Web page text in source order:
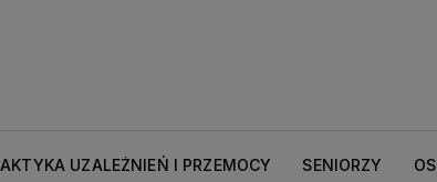
UZALEŻNIEŃ I PRZEMOCY SENIORZY